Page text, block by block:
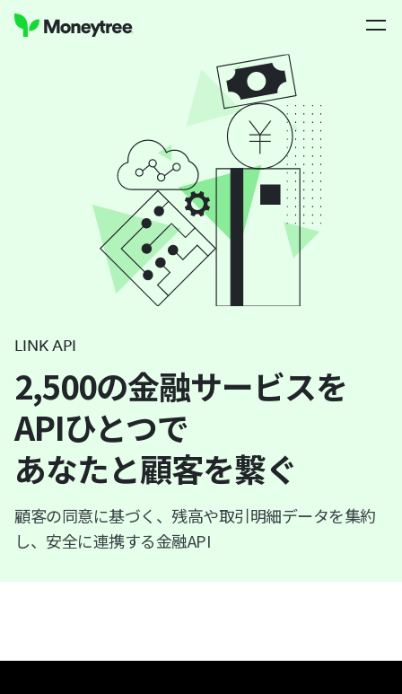
LINK API
2,500の金融サービスを
APIひとつで
あなたと顧客を繋ぐ
顧客の同意に基づく、残高や取引明細データを集約
し、安全に連携する金融API